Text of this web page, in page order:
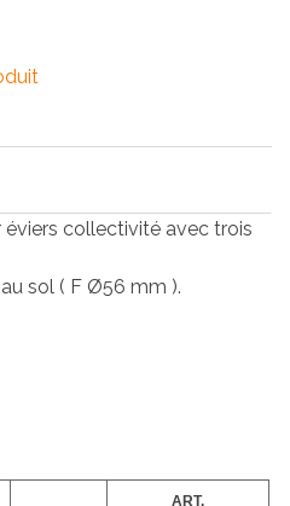
collectivité avec trois
sol ( F Ø56 mm ).
ART.